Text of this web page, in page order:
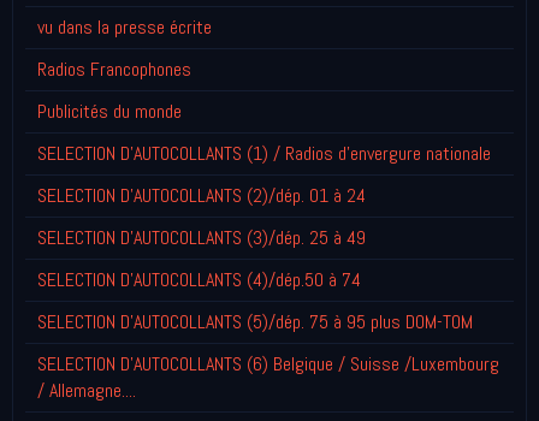
vu dans la presse écrite
Radios Francophones
Publicités du monde
SELECTION D'AUTOCOLLANTS (1) / Radios d'envergure nationale
SELECTION D'AUTOCOLLANTS (2)/dép. 01 à 24
SELECTION D'AUTOCOLLANTS (3)/dép. 25 à 49
SELECTION D'AUTOCOLLANTS (4)/dép.50 à 74
SELECTION D'AUTOCOLLANTS (5)/dép. 75 à 95 plus DOM-TOM
SELECTION D'AUTOCOLLANTS (6) Belgique / Suisse /Luxembourg
/ Allemagne....